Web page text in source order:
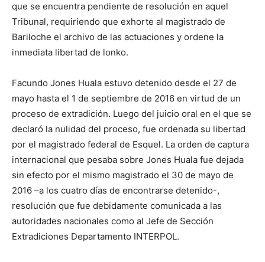
que se encuentra pendiente de resolución en aquel
Tribunal, requiriendo que exhorte al magistrado de
Bariloche el archivo de las actuaciones y ordene la
inmediata libertad de lonko.
Facundo Jones Huala estuvo detenido desde el 27 de
mayo hasta el 1 de septiembre de 2016 en virtud de un
proceso de extradición. Luego del juicio oral en el que se
declaró la nulidad del proceso, fue ordenada su libertad
por el magistrado federal de Esquel. La orden de captura
internacional que pesaba sobre Jones Huala fue dejada
sin efecto por el mismo magistrado el 30 de mayo de
2016 –a los cuatro días de encontrarse detenido-,
resolución que fue debidamente comunicada a las
autoridades nacionales como al Jefe de Sección
Extradiciones Departamento INTERPOL.